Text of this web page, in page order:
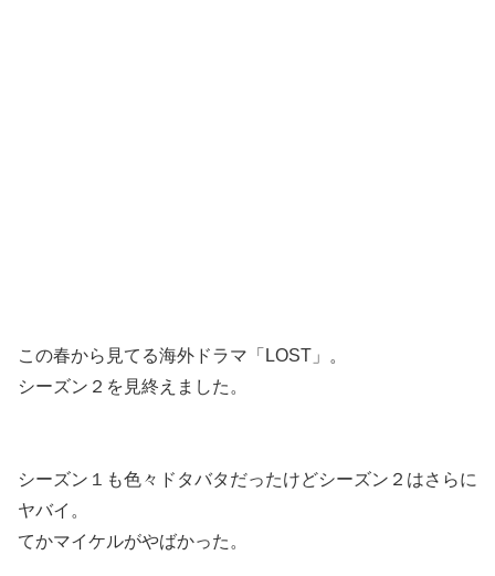
この春から見てる海外ドラマ「LOST」。
シーズン２を見終えました。
シーズン１も色々ドタバタだったけどシーズン２はさらに
ヤバイ。
てかマイケルがやばかった。